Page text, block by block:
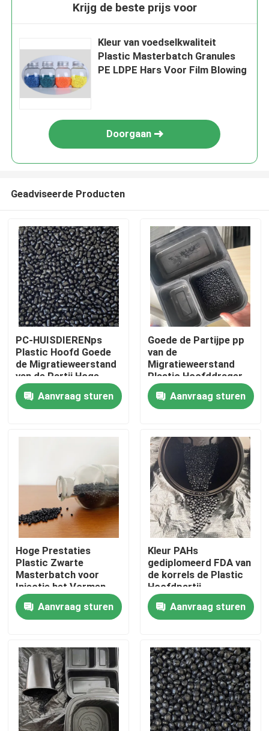
Thuis
Over ons
Fabriekstocht
Kwaliteitscontrole
Neem contact met ons op
Vraag een offerte
Plastic Hoofdpartij
Plastic Korrels Grondstof
Krijg de beste prijs voor
Kleur van voedselkwaliteit
Plastic Masterbatch Granules
PE LDPE Hars Voor Film Blowing
Doorgaan
Geadviseerde Producten
PC-HUISDIERENps
Plastic Hoofd Goede
de Migratieweerstand
van de Partij Hoge
Lichte Snelheid
Aanvraag sturen
Goede de Partijpe pp
van de
Migratieweerstand
Plastic Hoofddrager
Aanvraag sturen
Hoge Prestaties
Plastic Zwarte
Masterbatch voor
Injectie het Vormen
Aanvraag sturen
Kleur PAHs
gediplomeerd FDA van
de korrels de Plastic
Hoofdpartij
Aanvraag sturen